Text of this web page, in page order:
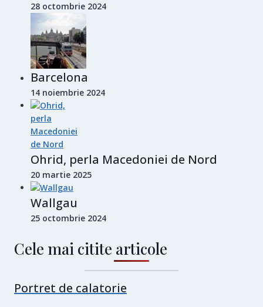
28 octombrie 2024
Barcelona
14 noiembrie 2024
Ohrid, perla Macedoniei de Nord
20 martie 2025
Wallgau
25 octombrie 2024
Cele mai citite articole
Portret de calatorie